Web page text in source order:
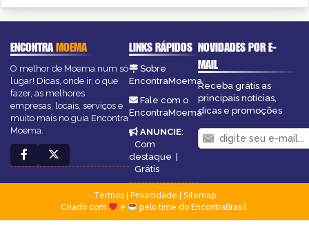
ENCONTRAMOEMA
O melhor de Moema num só
lugar! Dicas, onde ir, o que
fazer, as melhores
empresas, locais, serviços e
muito mais no guia Encontra
Moema.
LINKS RÁPIDOS
Sobre
EncontraMoema
Fale com o
EncontraMoema
ANUNCIE:
Com
destaque |
Grátis
NOVIDADES POR E-
MAIL
Receba grátis as
principais notícias,
dicas e promoções
Termos| Privacidade
Sitemap
Criado com
e pelo time do EncontraBrasil